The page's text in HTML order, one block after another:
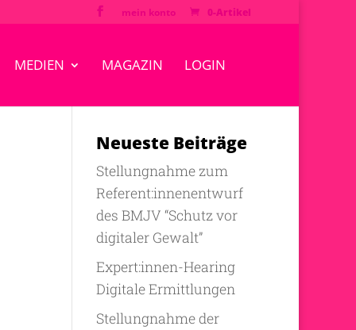
mein konto 0-Artikel
MEDIEN MAGAZIN LOGIN
Neueste Beiträge
Stellungnahme zum
Referent:innenentwurf
des BMJV “Schutz vor
digitaler Gewalt”
Expert:innen-Hearing
Digitale Ermittlungen
Stellungnahme der